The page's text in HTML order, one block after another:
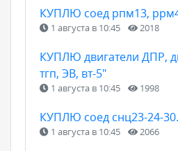
КУПЛЮ соед рпм13,
1 августа в 10:45 2018
КУПЛЮ двигатели ДПР,
тгп, ЭВ, вт-5"
1 августа в 10:45 1998
КУПЛЮ соед снц23-24-
1 августа в 10:45 2066